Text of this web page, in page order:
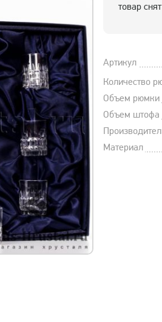
товар
Артикул
Количество
Объем рюмки
Объем штофа
Материал